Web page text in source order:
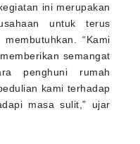
ini merupakan
untuk terus
“Kami
semangat
penghuni rumah
kami terhadap
masa sulit,” ujar